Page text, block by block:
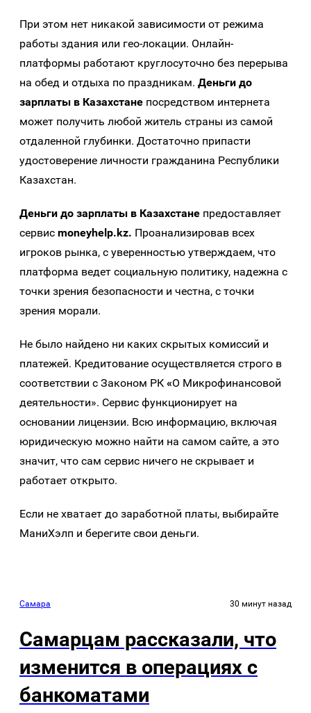
При этом нет никакой зависимости от режима
работы здания или гео-локации. Онлайн-
платформы работают круглосуточно без перерыва
на обед и отдыха по праздникам. Деньги до
зарплаты в Казахстане посредством интернета
может получить любой житель страны из самой
отдаленной глубинки. Достаточно припасти
удостоверение личности гражданина Республики
Казахстан.
Деньги до зарплаты в Казахстане предоставляет
сервис moneyhelp.kz. Проанализировав всех
игроков рынка, с уверенностью утверждаем, что
платформа ведет социальную политику, надежна с
точки зрения безопасности и честна, с точки
зрения морали.
Не было найдено ни каких скрытых комиссий и
платежей. Кредитование осуществляется строго в
соответствии с Законом РК «О Микрофинансовой
деятельности». Сервис функционирует на
основании лицензии. Всю информацию, включая
юридическую можно найти на самом сайте, а это
значит, что сам сервис ничего не скрывает и
работает открыто.
Если не хватает до заработной платы, выбирайте
МаниХэлп и берегите свои деньги.
Самара 30 минут назад
Самарцам рассказали, что
изменится в операциях с
банкоматами